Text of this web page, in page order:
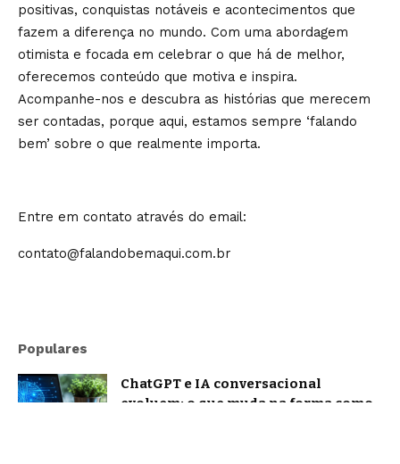
positivas, conquistas notáveis e acontecimentos que
fazem a diferença no mundo. Com uma abordagem
otimista e focada em celebrar o que há de melhor,
oferecemos conteúdo que motiva e inspira.
Acompanhe-nos e descubra as histórias que merecem
ser contadas, porque aqui, estamos sempre ‘falando
bem’ sobre o que realmente importa.
Entre em contato através do email:
contato@falandobemaqui.com.br
Populares
ChatGPT e IA conversacional
evoluem: o que muda na forma como